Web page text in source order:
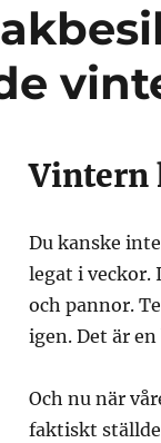
Vintern
Du kanske
legat i veckor.
och pannor.
igen. Det är
Och nu när
faktiskt